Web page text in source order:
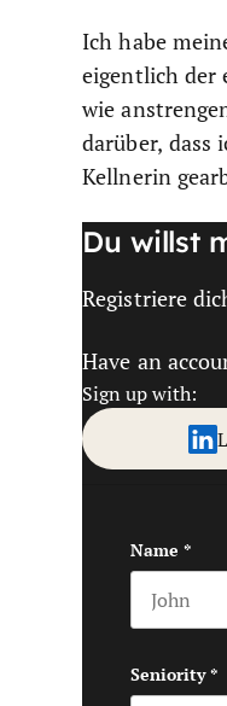
Ich habe
eigentlich der
wie
darüber, dass
Kellnerin
Du willst
Registriere
Have an
Sign up with:
Name *
Seniority*